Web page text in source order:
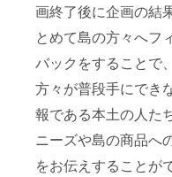
画終了後に企画の結
とめて島の方々へフ
バックをすることで
方々が普段手にでき
報である本土の人た
ニーズや島の商品へ
をお伝えすることが